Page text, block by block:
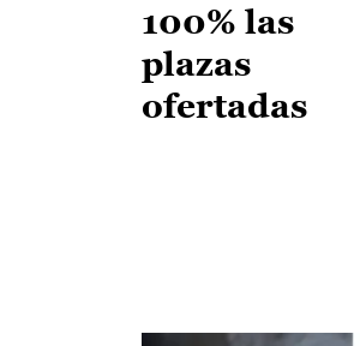
100% las
plazas
ofertadas